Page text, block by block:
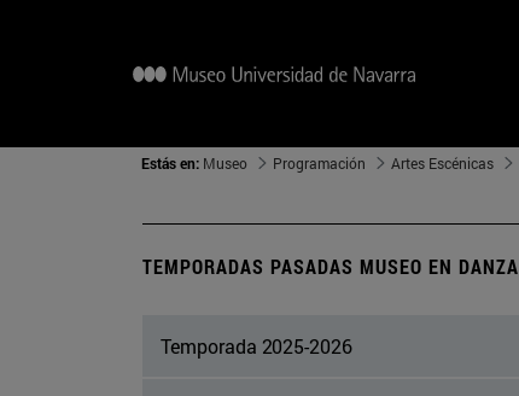
Estás en: Museo Programación Artes Escénicas
TEMPORADAS PASADAS MUSEO EN DANZA
Temporada 2025-2026